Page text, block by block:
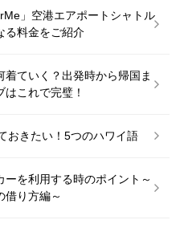
」空港エアポートシャトル
る料金をご紹介
着ていく？出発時から帰国ま
これで完璧！
おきたい！5つのハワイ語
ーを利用する時のポイント～
借り方編～